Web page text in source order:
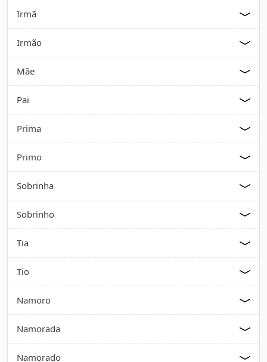
Irmã
Irmão
Mãe
Pai
Prima
Primo
Sobrinha
Sobrinho
Tia
Tio
Namoro
Namorada
Namorado